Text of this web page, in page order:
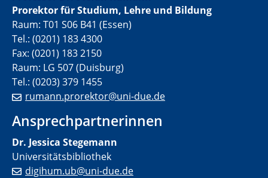
Prorektor für Studium, Lehre und Bildung
Raum: T01 S06 B41 (Essen)
Tel.: (0201) 183 4300
Fax: (0201) 183 2150
Raum: LG 507 (Duisburg)
Tel.: (0203) 379 1455
rumann.prorektor@uni-due.de
Ansprechpartnerinnen
Dr. Jessica Stegemann
Universitätsbibliothek
digihum.ub@uni-due.de